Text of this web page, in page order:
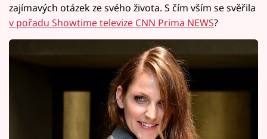
zajímavých otázek ze svého života. S čím vším se svěřila
v pořadu Showtime televize CNN Prima NEWS?